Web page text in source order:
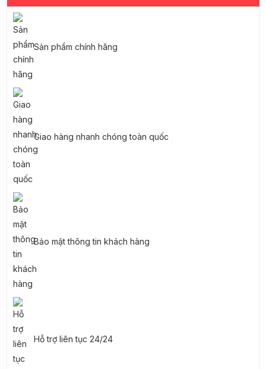
Sản phẩm chính hãng
Giao hàng nhanh chóng toàn quốc
Bảo mật thông tin khách hàng
Hỗ trợ liên tục 24/24